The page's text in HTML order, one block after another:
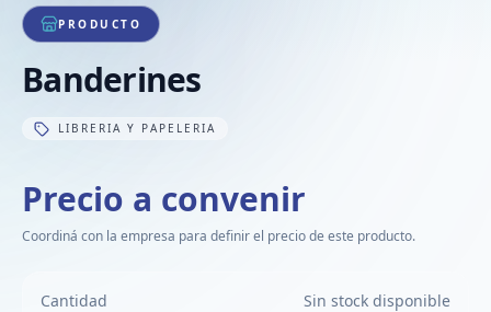
1/1
PRODUCTO
Banderines
LIBRERIA Y PAPELERIA
Precio a convenir
Coordiná con la empresa para definir el precio de este producto.
Cantidad Sin stock disponible